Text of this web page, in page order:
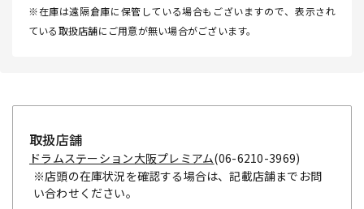
※在庫は遠隔倉庫に保管している場合もございますので、表示され
ている取扱店舗にご用意が無い場合がございます。
取扱店舗
ドラムステーション大阪プレミアム(06-6210-3969)
※店頭の在庫状況を確認する場合は、記載店舗までお問
い合わせください。